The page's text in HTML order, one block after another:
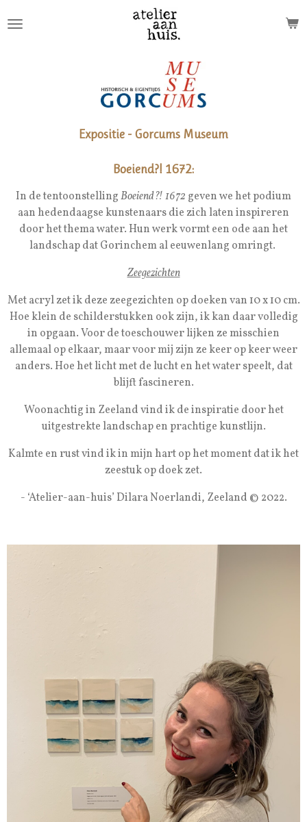
direct
Expositie - Gorcums Museum
Boeiend?! 1672:
In de tentoonstellingBoeiend?! 1672 geven we het podium
aan hedendaagse kunstenaars die zich laten inspireren
door het thema water. Hun werk vormt een ode aan het
landschap dat Gorinchem al eeuwenlang omringt.
Zeegezichten
Met acryl zet ik deze zeegezichten op doeken van 10 x 10 cm.
Hoe klein de schilderstukken ook zijn, ik kan daar volledig
in opgaan. Voor de toeschouwer lijken ze misschien
allemaal op elkaar, maar voor mij zijn ze keer op keer weer
anders. Hoe het licht met de lucht en het water speelt, dat
blijft fascineren.
Woonachtig in Zeeland vind ik de inspiratie door het
uitgestrekte landschap en prachtige kunstlijn.
Kalmte en rust vind ik in mijn hart op het moment dat ik het
zeestuk op doek zet.
- ‘Atelier-aan-huis’ Dilara Noerlandi, Zeeland © 2022.